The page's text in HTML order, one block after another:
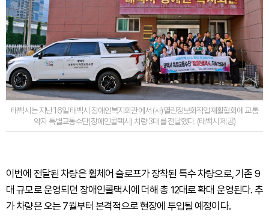
태백시는 지난 16일 태백시 장애인복지회관에서 (사)열린정보화직업재활협회에 교통
약자 특별교통수단(장애인콜택시) 차량 3대를 전달했다. (태백시 제공)
이번에 전달된 차량은 휠체어 슬로프가 장착된 특수 차량으로, 기존 9
대 규모로 운영되던 장애인콜택시에 더해 총 12대로 확대 운영된다. 추
가 차량은 오는 7월부터 본격적으로 현장에 투입될 예정이다.